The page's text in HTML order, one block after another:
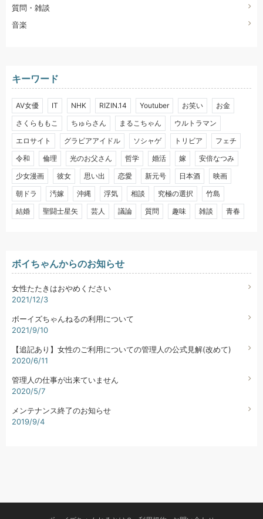
質問・雑談
音楽
キーワード
AV女優 IT NHK RIZIN.14 Youtuber お笑い
お金
さくらももこ
ちゅらさん まるこちゃん
ウルトラマン
エロサイト
グラビアアイドル ソシャゲ トリビア
フェチ
令和
倫理 光のお父さん 哲学 婚活 嫁
安倍なつみ
少女漫画
彼女 思い出 恋愛 新元号 日本酒
映画
朝ドラ
汚嫁 沖縄 浮気 相談 究極の選択
竹島
結婚
聖闘士星矢 芸人 議論 質問 趣味 雑談 青春
ボイちゃんからのお知らせ
女性たたきはおやめください
2021/12/3
ボーイズちゃんねるの利用について
2021/9/10
【追記あり】女性のご利用についての管理人の公式見解(改めて)
2020/6/11
管理人の仕事が出来ていません
2020/5/7
メンテナンス終了のお知らせ
2019/9/4